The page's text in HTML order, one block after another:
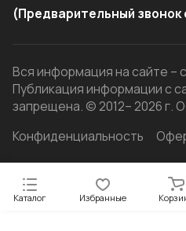
Каталог Избранные
(Предварительный звонок
Вся информация на сайте –
Публикация информации с
запрещена. © 2012– 2026 г.
Конфиденциальность